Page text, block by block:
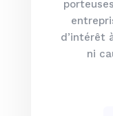
d’intérêt
ni